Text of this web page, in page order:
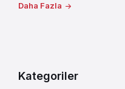
Daha Fazla
Kategoriler